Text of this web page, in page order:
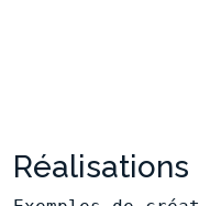
Réalisations